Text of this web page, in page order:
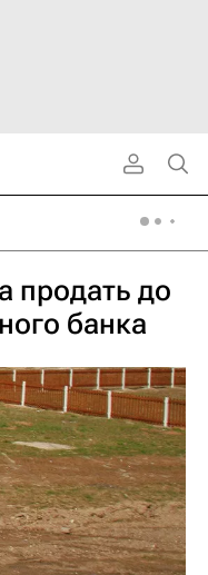
продать до
банка